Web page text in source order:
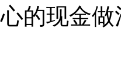
的现金